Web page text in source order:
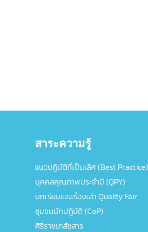
สาระความรู้
แนวปฏิบัติที่เป็นเลิศ (Best Practice)
บุคคลคุณภาพประจำปี (QPY)
บทเรียนและเรื่องเล่า Quality Fair
ชุมชนนักปฏิบัติ (CoP)
ศิริราชเภสัชสาร